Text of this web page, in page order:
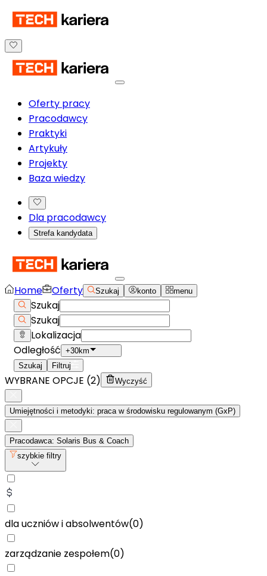
Oferty pracy
Pracodawcy
Praktyki
Artykuły
Projekty
Baza wiedzy
Dla pracodawcy
Strefa kandydata
Home Oferty Szukaj konto menu
Szukaj
Szukaj
Lokalizacja
Odległość +30km
Szukaj
Filtruj
WYBRANE OPCJE (2) Wyczyść
Umiejętności i metodyki: praca w środowisku regulowanym (GxP)
Pracodawca: Solaris Bus & Coach
szybkie filtry
dla uczniów i absolwentów(0)
zarządzanie zespołem(0)